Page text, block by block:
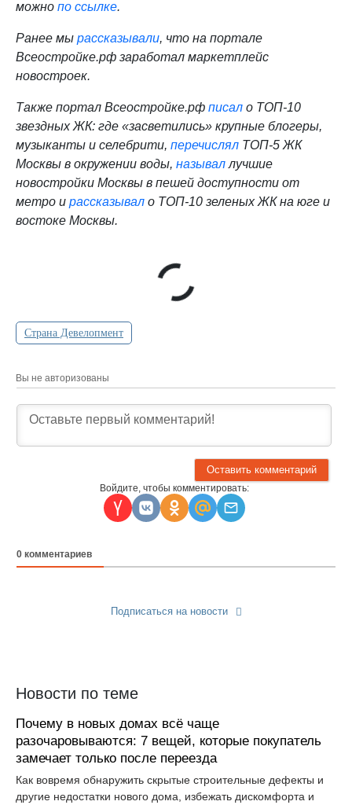
можно по ссылке.
Ранее мы рассказывали, что на портале
Всеостройке.рф заработал маркетплейс
новостроек.
Также портал Всеостройке.рф писал о ТОП-10
звездных ЖК: где «засветились» крупные блогеры,
музыканты и селебрити, перечислял ТОП-5 ЖК
Москвы в окружении воды, называл лучшие
новостройки Москвы в пешей доступности от
метро и рассказывал о ТОП-10 зеленых ЖК на юге и
востоке Москвы.
Страна Девелопмент
Вы не авторизованы
Войдите, чтобы комментировать:
0 комментариев
Подписаться на новости
Новости по теме
Почему в новых домах всё чаще
разочаровываются: 7 вещей, которые покупатель
замечает только после переезда
Как вовремя обнаружить скрытые строительные дефекты и
другие недостатки нового дома, избежать дискомфорта и